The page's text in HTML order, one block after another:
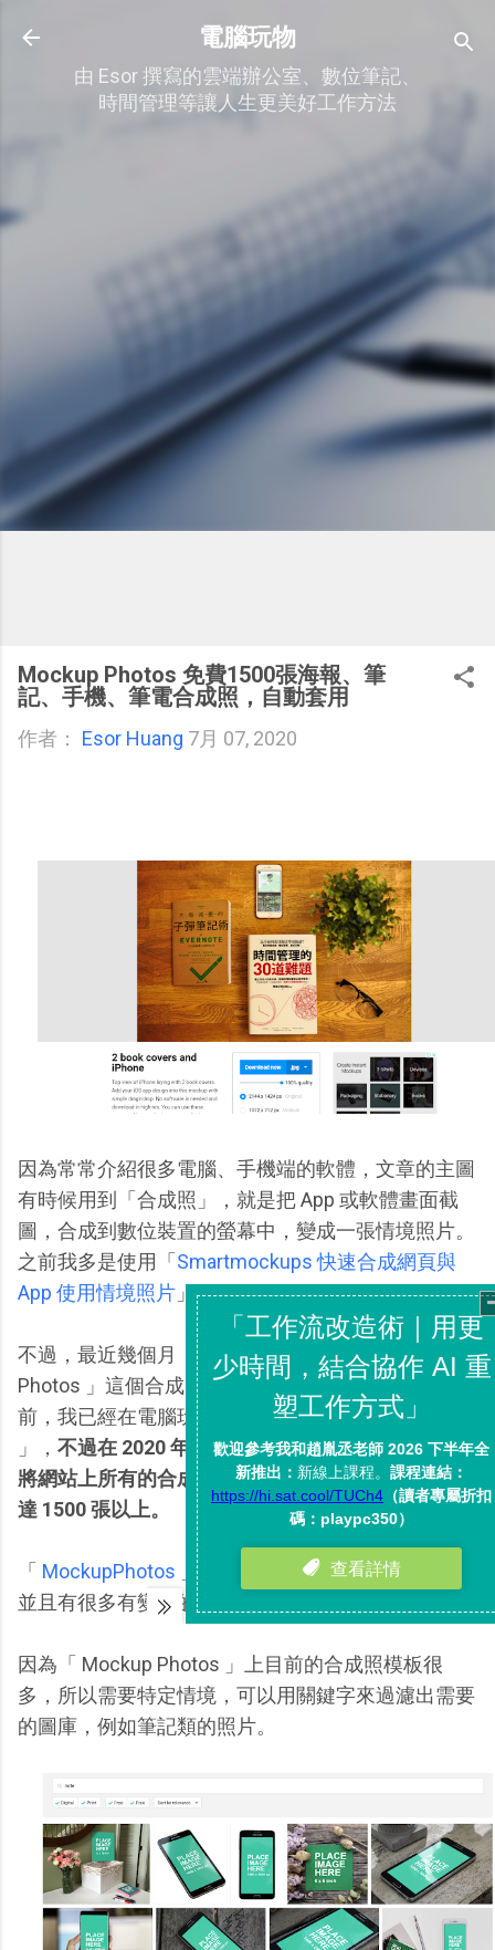
跳到主要內容
電腦玩物
由 Esor 撰寫的雲端辦公室、數位筆記、
時間管理等讓人生更美好工作方法
Mockup Photos 免費1500張海報、筆
記、手機、筆電合成照，自動套用
作者： Esor Huang 7月 07, 2020
因為常常介紹很多電腦、手機端的軟體，文章的主圖
有時候用到「合成照」，就是把 App 或軟體畫面截
圖，合成到數位裝置的螢幕中，變成一張情境照片。
之前我多是使用「Smartmockups 快速合成網頁與
App 使用情境照片 」。
不過，最近幾個月，我開始大量改用「 Mockup
Photos 」這個合成照製作線上工具。其實，兩年多
前，我已經在電腦玩物介紹過「 MockupPhotos
」， 不過在 2020 年初，「 Mockup Photos 」宣布
將網站上所有的合成照模板，開放免費使用，數量多
達 1500 張以上。
「 MockupPhotos 」上的合成照模板原創性很高，
並且有很多有變化的利用情境。
因為「 Mockup Photos 」上目前的合成照模板很
多，所以需要特定情境，可以用關鍵字來過濾出需要
的圖庫，例如筆記類的照片。